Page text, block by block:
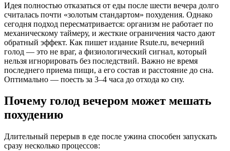
Идея полностью отказаться от еды после шести вечера долго
считалась почти «золотым стандартом» похудения. Однако
сегодня подход пересматривается: организм не работает по
механическому таймеру, и жесткие ограничения часто дают
обратный эффект. Как пишет издание Rsute.ru, вечерний
голод — это не враг, а физиологический сигнал, который
нельзя игнорировать без последствий. Важно не время
последнего приема пищи, а его состав и расстояние до сна.
Оптимально — поесть за 3–4 часа до отхода ко сну.
Почему голод вечером может мешать
похудению
Длительный перерыв в еде после ужина способен запускать
сразу несколько процессов: